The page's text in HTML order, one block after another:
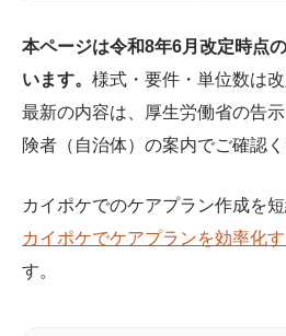
本ページは令和8年6月改定時点
います。 様式・要件・単位数は
最新の内容は、厚生労働省の告
険者（自治体）の案内でご確認く
カイポケでのケアプラン作成を
カイポケでケアプランを効率化
す。